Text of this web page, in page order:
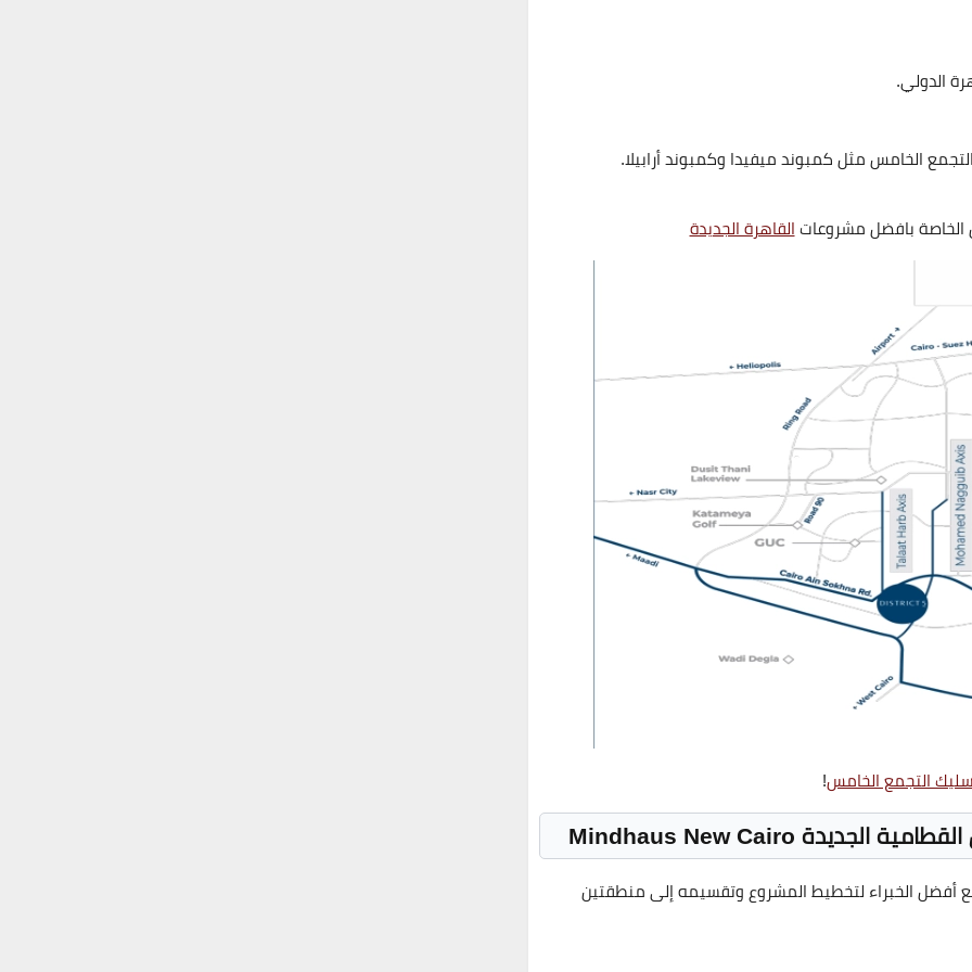
الدولي.
الخامس مثلكمبوند ميفيدا وكمبوند أرابيلا.
الخاصة بافضل مشروعاتالقاهرة الجديدة
التجمع الخامس!
الجديدةMindhaus New Cairo
أفضل الخبراء لتخطيط المشروع وتقسيمه إلى منطقتين